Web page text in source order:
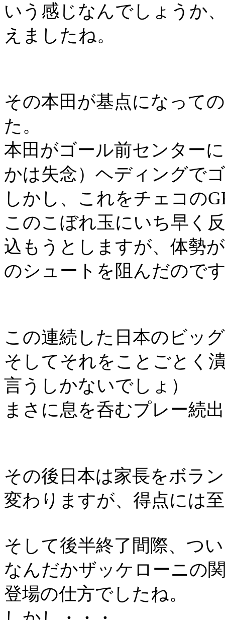
いう感じなんでしょうか
えましたね。
その本田が基点になって
た。
本田がゴール前センター
かは失念）ヘディングで
しかし、これをチェコの
このこぼれ玉にいち早く
込もうとしますが、体勢
のシュートを阻んだので
この連続した日本のビッ
そしてそれをことごとく
言うしかないでしょ）
まさに息を呑むプレー続
その後日本は家長をボラ
変わりますが、得点には
そして後半終了間際、つ
なんだかザッケローニの
登場の仕方でしたね。